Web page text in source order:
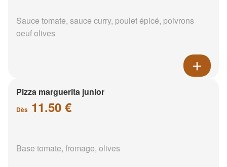
Sauce tomate, sauce curry, poulet épicé, poivrons
oeuf olives
Pizza marguerita junior
Dès 11.50 €
Base tomate, fromage, olives